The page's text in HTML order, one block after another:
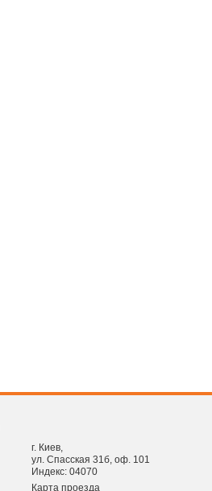
г. Киев,
ул. Спасская 31б, оф. 101
Индекс: 04070
Карта проезда